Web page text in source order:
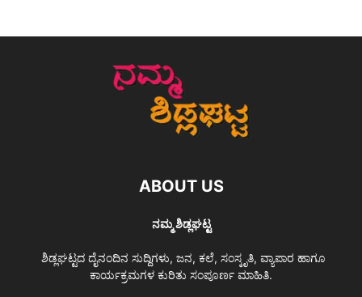
ABOUT US
ನಮ್ಮ ಶಿಡ್ಲಘಟ್ಟ
ಶಿಡ್ಲಘಟ್ಟದ ದೈನಂದಿನ ಸುದ್ದಿಗಳು, ಜನ, ಕಲೆ, ಸಂಸ್ಕೃತಿ, ವ್ಯಾಪಾರ ಹಾಗೂ
ಕಾರ್ಯಕ್ರಮಗಳ ಕುರಿತು ಸಂಪೂರ್ಣ ಮಾಹಿತಿ.